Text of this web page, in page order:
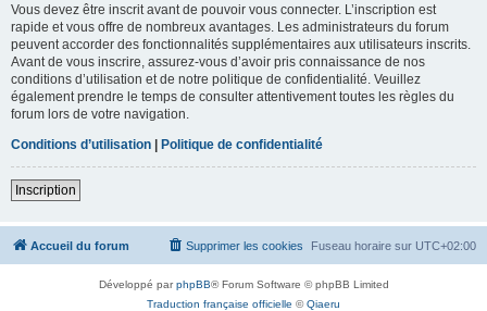
Vous devez être inscrit avant de pouvoir vous connecter. L’inscription est
rapide et vous offre de nombreux avantages. Les administrateurs du forum
peuvent accorder des fonctionnalités supplémentaires aux utilisateurs inscrits.
Avant de vous inscrire, assurez-vous d’avoir pris connaissance de nos
conditions d’utilisation et de notre politique de confidentialité. Veuillez
également prendre le temps de consulter attentivement toutes les règles du
forum lors de votre navigation.
Conditions d’utilisation | Politique de confidentialité
Inscription
Accueil du forum Fuseau horaire sur UTC+02:00
Supprimer les cookies
Développé parphpBB® Forum Software © phpBB Limited
Traduction française officielle ©Qiaeru